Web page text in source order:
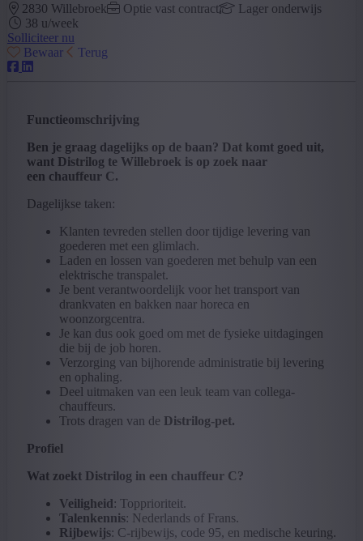
2830 Willebroek Optie vast contract
Lager onderwijs
38 u/week
Solliciteer nu
Bewaar
Terug
Functieomschrijving
Ben je graag dagelijks op de baan? Dat komt goed uit,
want Distrilog te Willebroek is op zoek naar
een chauffeur C.
Dagelijkse taken:
Klanten tevreden stellen door tijdige levering van
goederen met een glimlach.
Laden en lossen van goederen met behulp van een
elektrische transpalet.
Je bent verantwoordelijk voor het transport van
drankvaten en bakken naar horeca en
woonzorgcentra.
Je kan dus ook goed om met de fysieke uitdagingen
die bij de job horen.
Verzorging van bijhorende administratie bij levering
en ophaling.
Deel uitmaken van een leuk team van collega-
chauffeurs.
Trots dragen van de Distrilog-pet.
Profiel
Wat zoekt Distrilog in een chauffeur C?
Veiligheid: Topprioriteit.
Talenkennis: Nederlands of Frans.
Rijbewijs: C-rijbewijs, code 95, en medische keuring.